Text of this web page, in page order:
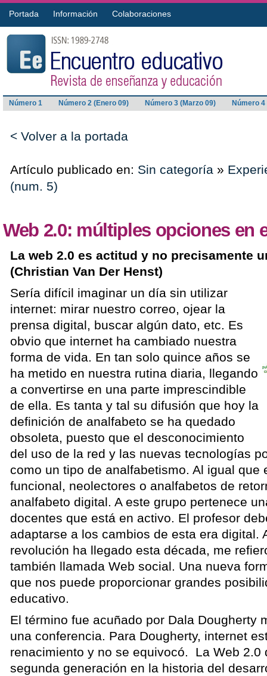
Portada Información Colaboraciones
Número 1 Número 2 (Enero 09) Número 3 (Marzo 09) Número
< Volver a la portada
Artículo publicado en: Sin categoría»
(num. 5)
Web 2.0: múltiples opciones en
La web 2.0 es actitud y no precisamente
(Christian Van Der Henst)
Sería difícil imaginar un día sin utilizar
internet: mirar nuestro correo, ojear la
prensa digital, buscar algún dato, etc. Es
obvio que internet ha cambiado nuestra
forma de vida. En tan solo quince años se
ha metido en nuestra rutina diaria, llegando
a convertirse en una parte imprescindible
de ella. Es tanta y tal su difusión que hoy la
definición de analfabeto se ha quedado
obsoleta, puesto que el desconocimiento
del uso de la red y las nuevas tecnologías
como un tipo de analfabetismo. Al igual que
funcional, neolectores o analfabetos de
analfabeto digital. A este grupo pertenece
docentes que está en activo. El profesor
adaptarse a los cambios de esta era digital.
revolución ha llegado esta década, me
también llamada Web social. Una nueva
que nos puede proporcionar grandes
educativo.
El término fue acuñado por Dala Dougherty
una conferencia. Para Dougherty, internet
renacimiento y no se equivocó. La Web 2.0
segunda generación en la historia del